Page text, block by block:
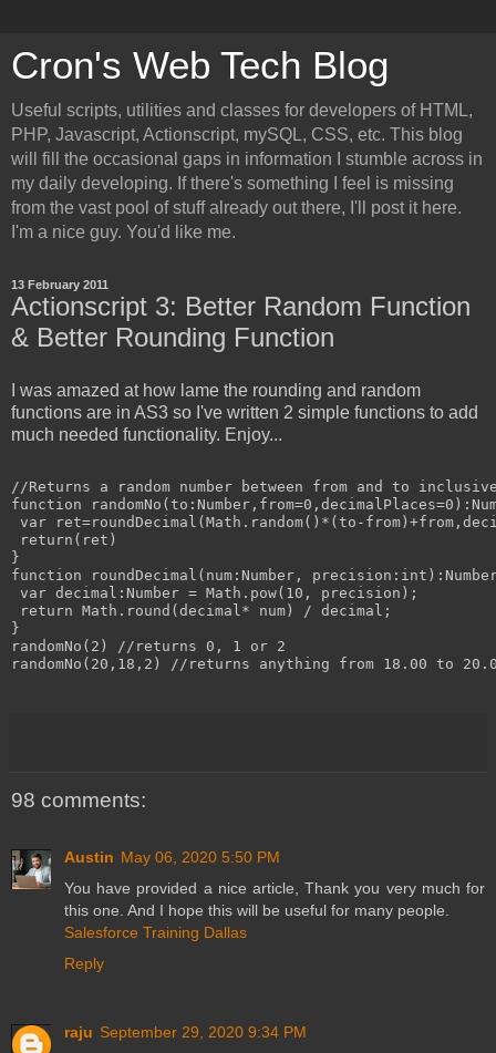
Cron's Web Tech Blog
Useful scripts, utilities and classes for developers of HTML,
PHP, Javascript, Actionscript, mySQL, CSS, etc. This blog
will fill the occasional gaps in information I stumble across in
my daily developing. If there's something I feel is missing
from the vast pool of stuff already out there, I'll post it here.
I'm a nice guy. You'd like me.
13 February 2011
Actionscript 3: Better Random Function
& Better Rounding Function
I was amazed at how lame the rounding and random
functions are in AS3 so I've written 2 simple functions to add
much needed functionality. Enjoy...
//Returns a random number between from and to
function
var ret=roundDecimal(Math.random()*(to-
return(ret)
}
function roundDecimal(num:Number,
var decimal:Number = Math.pow(10, precision);
return Math.round(decimal* num) / decimal;
}
randomNo(2) //returns 0, 1 or 2
randomNo(20,18,2) //returns anything from 18.00 to
98 comments:
Austin May 06, 2020 5:50 PM
You have provided a nice article, Thank you very much for
this one. And I hope this will be useful for many people.
Salesforce Training Dallas
Reply
raju September 29, 2020 9:34 PM